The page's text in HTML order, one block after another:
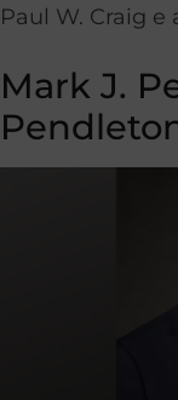
Paul W. Craig e
Mark J.